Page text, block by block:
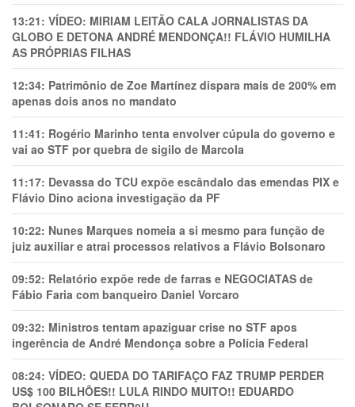
13:21: VÍDEO: MIRIAM LEITÃO CALA JORNALISTAS DA
GLOBO E DETONA ANDRÉ MENDONÇA!! FLÁVIO HUMILHA
AS PRÓPRIAS FILHAS
12:34: Patrimônio de Zoe Martínez dispara mais de 200% em
apenas dois anos no mandato
11:41: Rogério Marinho tenta envolver cúpula do governo e
vai ao STF por quebra de sigilo de Marcola
11:17: Devassa do TCU expõe escândalo das emendas PIX e
Flávio Dino aciona investigação da PF
10:22: Nunes Marques nomeia a si mesmo para função de
juiz auxiliar e atrai processos relativos a Flávio Bolsonaro
09:52: Relatório expõe rede de farras e NEGOCIATAS de
Fábio Faria com banqueiro Daniel Vorcaro
09:32: Ministros tentam apaziguar crise no STF apos
ingerência de André Mendonça sobre a Polícia Federal
08:24: VÍDEO: QUEDA DO TARIFAÇO FAZ TRUMP PERDER
US$ 100 BILHÕES!! LULA RINDO MUITO!! EDUARDO